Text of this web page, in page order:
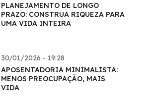
PLANEJAMENTO DE LONGO
PRAZO: CONSTRUA RIQUEZA PARA
UMA VIDA INTEIRA
30/01/2026 - 19:28
APOSENTADORIA MINIMALISTA:
MENOS PREOCUPAÇÃO, MAIS
VIDA